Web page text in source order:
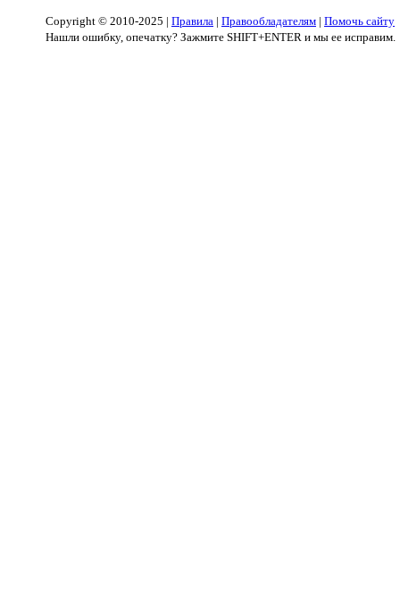
Copyright © 2010-2025 | Правила | Правообладателям | Помочь сайту
Нашли ошибку, опечатку? Зажмите SHIFT+ENTER и мы ее исправим.